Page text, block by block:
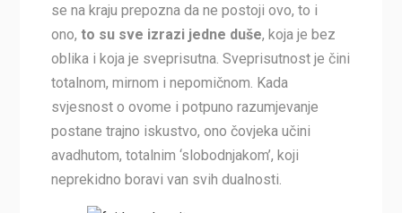
se na kraju prepozna da ne postoji ovo, to i
ono, to su sve izrazi jedne duše, koja je bez
oblika i koja je sveprisutna. Sveprisutnost je čini
totalnom, mirnom i nepomičnom. Kada
svjesnost o ovome i potpuno razumjevanje
postane trajno iskustvo, ono čovjeka učini
avadhutom, totalnim ‘slobodnjakom’, koji
neprekidno boravi van svih dualnosti.